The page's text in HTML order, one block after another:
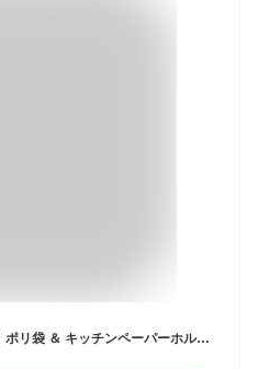
山崎実業(Yamazaki) マグネット ポリ袋 ＆ キッチンペーパーホルダー ホワイト 約W13×D8.3×H26cm タワー tower ティッシュケース ポリ袋ホルダー 簡単取付 3773